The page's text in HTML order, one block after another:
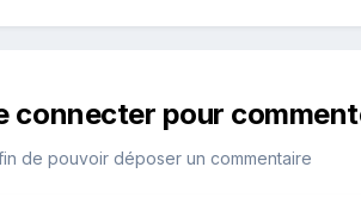
connecter pour
de pouvoir déposer un commentaire